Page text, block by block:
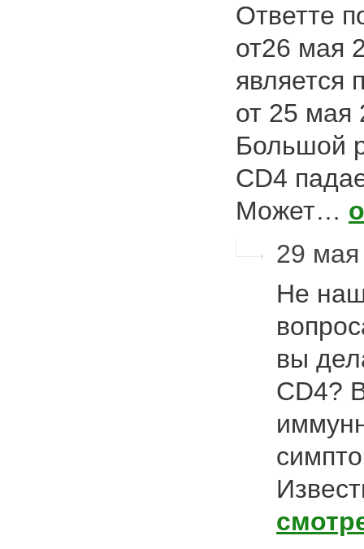
Ответте
от26 мая
является
от 25 мая
Большой
CD4
Может…
29 мая
Не
вы
CD4?